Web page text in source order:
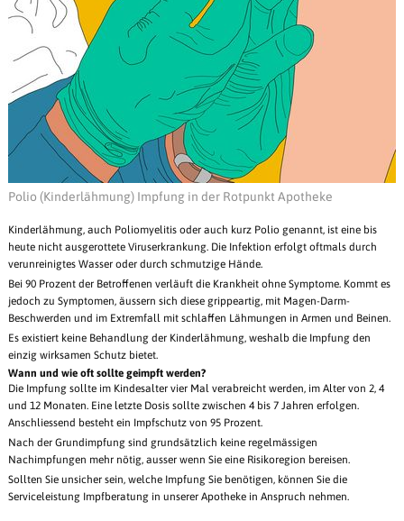
Polio (Kinderlähmung) Impfung in der Rotpunkt Apotheke
Kinderlähmung, auch Poliomyelitis oder auch kurz Polio genannt, ist eine bis
heute nicht ausgerottete Viruserkrankung. Die Infektion erfolgt oftmals durch
verunreinigtes Wasser oder durch schmutzige Hände.
Bei 90 Prozent der Betroffenen verläuft die Krankheit ohne Symptome. Kommt es
jedoch zu Symptomen, äussern sich diese grippeartig, mit Magen-Darm-
Beschwerden und im Extremfall mit schlaffen Lähmungen in Armen und Beinen.
Es existiert keine Behandlung der Kinderlähmung, weshalb die Impfung den
einzig wirksamen Schutz bietet.
Wann und wie oft sollte geimpft werden?
Die Impfung sollte im Kindesalter vier Mal verabreicht werden, im Alter von 2, 4
und 12 Monaten. Eine letzte Dosis sollte zwischen 4 bis 7 Jahren erfolgen.
Anschliessend besteht ein Impfschutz von 95 Prozent.
Nach der Grundimpfung sind grundsätzlich keine regelmässigen
Nachimpfungen mehr nötig, ausser wenn Sie eine Risikoregion bereisen.
Sollten Sie unsicher sein, welche Impfung Sie benötigen, können Sie die
Serviceleistung Impfberatung in unserer Apotheke in Anspruch nehmen.